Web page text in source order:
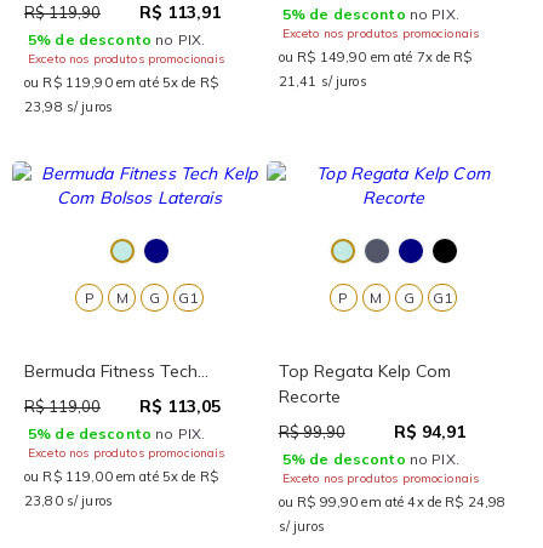
R$ 119,90 R$ 113,91
5% de desconto no PIX.
Exceto nos produtos promocionais
ou R$ 119,90 em até 5x de R$
23,98 s/ juros
5% de desconto no PIX.
Exceto nos produtos promocionais
ou R$ 149,90 em até 7x de R$
21,41 s/ juros
P M G G1
Bermuda Fitness Tech...
R$ 119,00 R$ 113,05
5% de desconto no PIX.
Exceto nos produtos promocionais
ou R$ 119,00 em até 5x de R$
23,80 s/ juros
P G1
M G
Top Regata Kelp Com
Recorte
R$ 99,90 R$ 94,91
5% de desconto no PIX.
Exceto nos produtos promocionais
ou R$ 99,90 em até 4x de R$ 24,98
s/ juros